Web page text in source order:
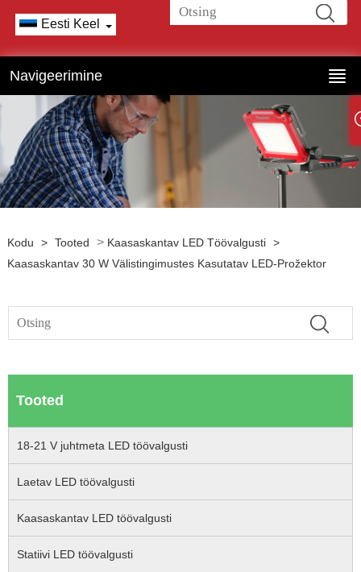
Eesti Keel
Navigeerimine
Kodu > Tooted > Kaasaskantav LED Töövalgusti >
Kaasaskantav 30 W Välistingimustes Kasutatav LED-Prožektor
Tooted
18-21 V juhtmeta LED töövalgusti
Laetav LED töövalgusti
Kaasaskantav LED töövalgusti
Statiivi LED töövalgusti